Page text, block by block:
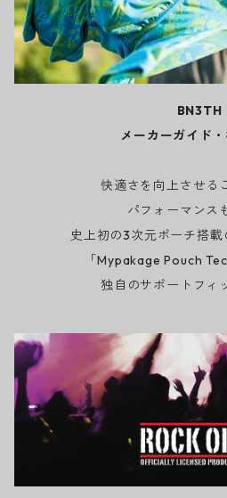
BN3TH
メーカーガイド
快適さを向上させる
パフォーマンス
史上初の3次元ポーチ搭載
「Mypakage Pouch
独自のサポートフィ